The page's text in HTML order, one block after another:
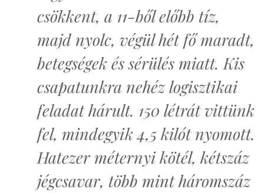
csökkent, a 11-ből előbb tíz,
majd nyolc, végül hét fő maradt,
betegségek és sérülés miatt. Kis
csapatunkra nehéz logisztikai
feladat hárult. 150 létrát vittünk
fel, mindegyik 4,5 kilót nyomott.
Hatezer méternyi kötél, kétszáz
jégcsavar, több mint háromszáz